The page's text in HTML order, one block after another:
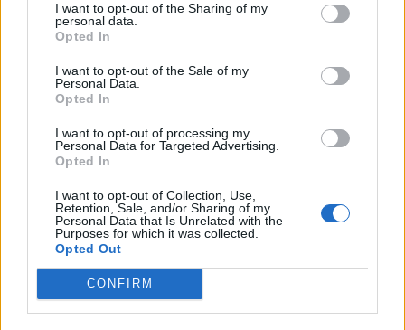
I want to opt-out of the Sharing of my
personal data.
Opted In
I want to opt-out of the Sale of my
Personal Data.
Opted In
I want to opt-out of processing my
Personal Data for Targeted Advertising.
Opted In
I want to opt-out of Collection, Use,
Retention, Sale, and/or Sharing of my
Personal Data that Is Unrelated with the
Purposes for which it was collected.
Opted Out
CONFIRM
Hétvégén is folytatódik a
A gól már összejött, az
(videóval)
Krónika
Putyin egy NATO-tagállam
megtámadására készül az
amerikai hírszerzés szerint